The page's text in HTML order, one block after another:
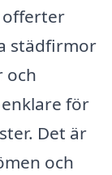
offerter
städfirmor
och
för
Det är
och